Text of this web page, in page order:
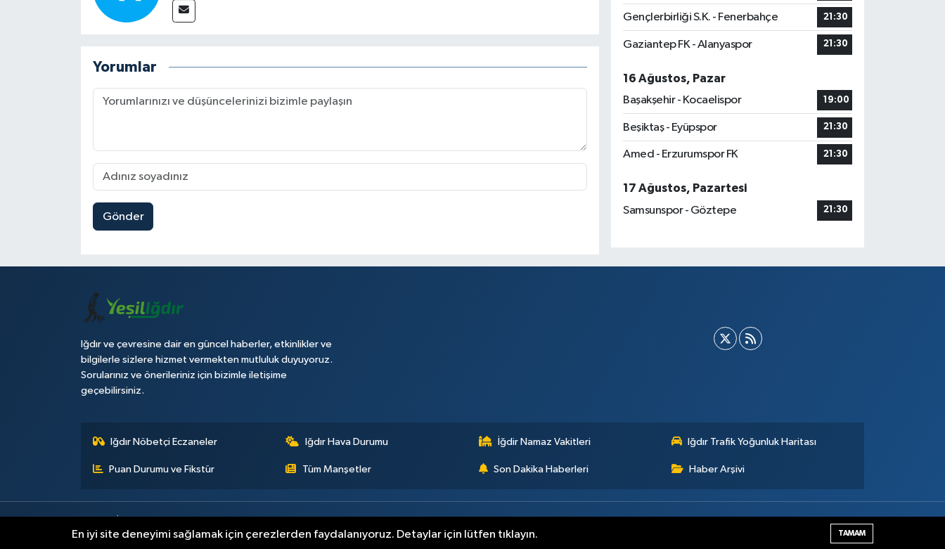
Yorumlar
Gönder
Gençlerbirliği S.K. - Fenerbahçe 21:30
Gaziantep FK - Alanyaspor 21:30
16 Ağustos, Pazar
Başakşehir - Kocaelispor
19:00
Beşiktaş - Eyüpspor 21:30
Amed - Erzurumspor FK 21:30
17 Ağustos, Pazartesi
Samsunspor - Göztepe
21:30
Iğdır ve çevresine dair en güncel haberler, etkinlikler ve
bilgilerle sizlere hizmet vermekten mutluluk duyuyoruz.
Sorularınız ve önerileriniz için bizimle iletişime
geçebilirsiniz.
Iğdır Nöbetçi Eczaneler Iğdır Hava Durumu İğdir Namaz Vakitleri Iğdır Trafik Yoğunluk Haritası
Puan Durumu ve Fikstür Tüm Manşetler Son Dakika Haberleri Haber Arşivi
TE Bilişim
En iyi site deneyimi sağlamak için çerezlerden faydalanıyoruz. Detaylar için lütfen tıklayın. TAMAM